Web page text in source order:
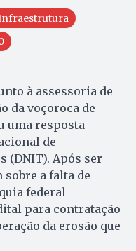
à assessoria de
da voçoroca de
uma resposta
de
(DNIT). Após ser
a falta de
federal
para contratação
da erosão que